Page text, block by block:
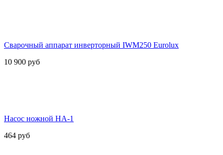
Сварочный аппарат инверторный IWM250 Eurolux
10 900 руб
Насос ножной НА-1
464 руб